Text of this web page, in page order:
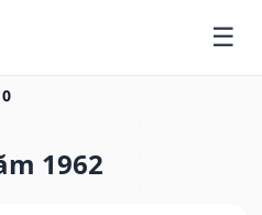
1962